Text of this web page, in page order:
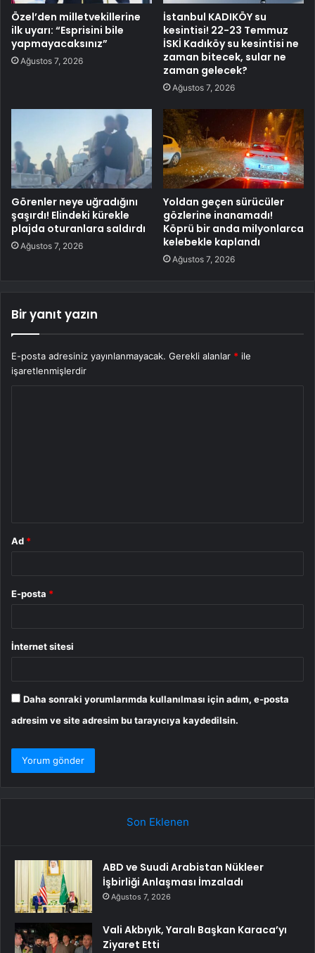
Özel’den milletvekillerine
ilk uyarı: “Esprisini bile
yapmayacaksınız”
Ağustos 7, 2026
İstanbul KADIKÖY su
kesintisi! 22-23 Temmuz
İSKİ Kadıköy su kesintisi ne
zaman bitecek, sular ne
zaman gelecek?
Ağustos 7, 2026
Görenler neye uğradığını
şaşırdı! Elindeki kürekle
plajda oturanlara saldırdı
Ağustos 7, 2026
Yoldan geçen sürücüler
gözlerine inanamadı!
Köprü bir anda milyonlarca
kelebekle kaplandı
Ağustos 7, 2026
Bir yanıt yazın
E-posta adresiniz yayınlanmayacak. Gerekli alanlar * ile
işaretlenmişlerdir
Ad *
E-posta *
İnternet sitesi
Daha sonraki yorumlarımda kullanılması için adım, e-posta
adresim ve site adresim bu tarayıcıya kaydedilsin.
Son Eklenen
ABD ve Suudi Arabistan Nükleer
İşbirliği Anlaşması İmzaladı
Ağustos 7, 2026
Vali Akbıyık, Yaralı Başkan Karaca’yı
Ziyaret Etti